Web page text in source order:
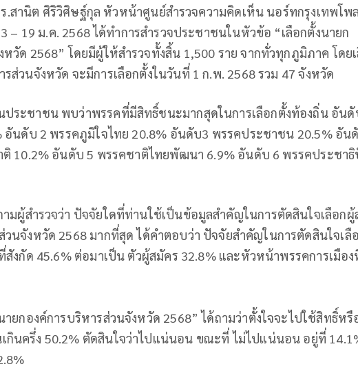
.สานิต ศิริวิศิษฐ์กุล หัวหน้าศูนย์สำรวจความคิดเห็น นอร์ทกรุงเทพโพ
– 19 ม.ค. 2568 ได้ทำการสำรวจประชาชนในหัวข้อ “เลือกตั้งนายก
วัด 2568” โดยมีผู้ให้สำรวจทั้งสิ้น 1,500 ราย จากทั่วทุกภูมิภาค โดย
ส่วนจังหวัด จะมีการเลือกตั้งในวันที่ 1 ก.พ. 2568 รวม 47 จังหวัด
ประชาชน พบว่าพรรคที่มีสิทธิ์ชนะมากสุดในการเลือกตั้งท้องถิ่น อันดั
อันดับ 2 พรรคภูมิใจไทย 20.8% อันดับ3 พรรคประชาชน 20.5% อัน
ติ 10.2% อันดับ 5 พรรคชาติไทยพัฒนา 6.9% อันดับ 6 พรรคประชา
มผู้สำรวจว่า ปัจจัยใดที่ท่านใช้เป็นข้อมูลสำคัญในการตัดสินใจเลือกผู้
วนจังหวัด 2568 มากที่สุด ได้คำตอบว่า ปัจจัยสำคัญในการตัดสินใจเลื
สังกัด 45.6% ต่อมาเป็น ตัวผู้สมัคร 32.8% และหัวหน้าพรรคการเมือง
ายกองค์การบริหารส่วนจังหวัด 2568” ได้ถามว่าตั้งใจจะไปใช้สิทธิ์หรื
กินครึ่ง 50.2% ตัดสินใจว่าไปแน่นอน ขณะที่ ไม่ไปแน่นอน อยู่ที่